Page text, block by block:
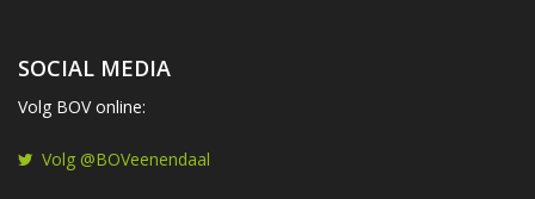
SOCIAL MEDIA
Volg BOV online:
Volg @BOVeenendaal